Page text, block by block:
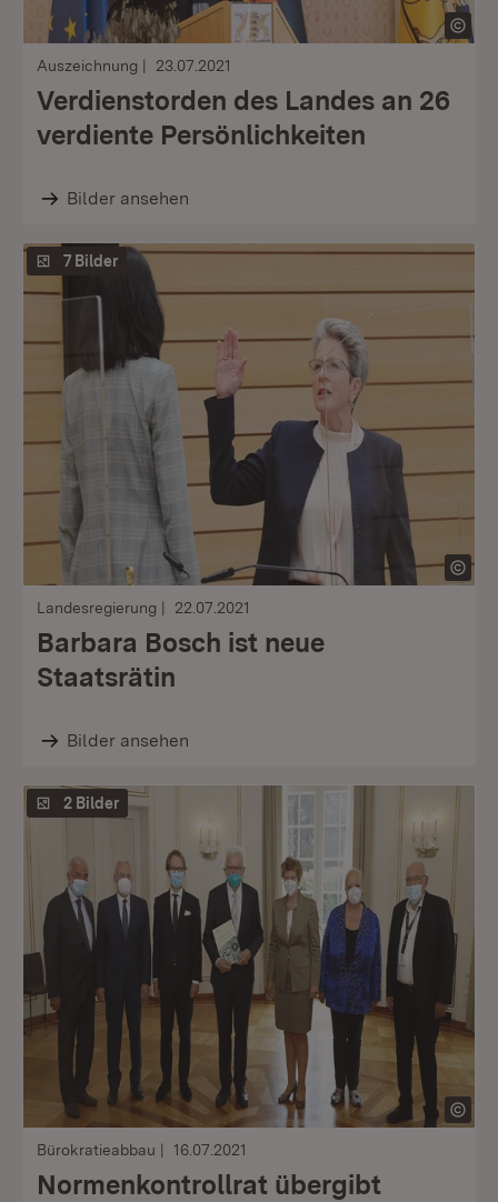
Auszeichnung 23.07.2021
Verdienstorden des Landes an 26
verdiente Persönlichkeiten
Bilder ansehen
7 Bilder
Landesregierung 22.07.2021
Barbara Bosch ist neue
Staatsrätin
Bilder ansehen
2 Bilder
Bürokratieabbau 16.07.2021
Normenkontrollrat übergibt